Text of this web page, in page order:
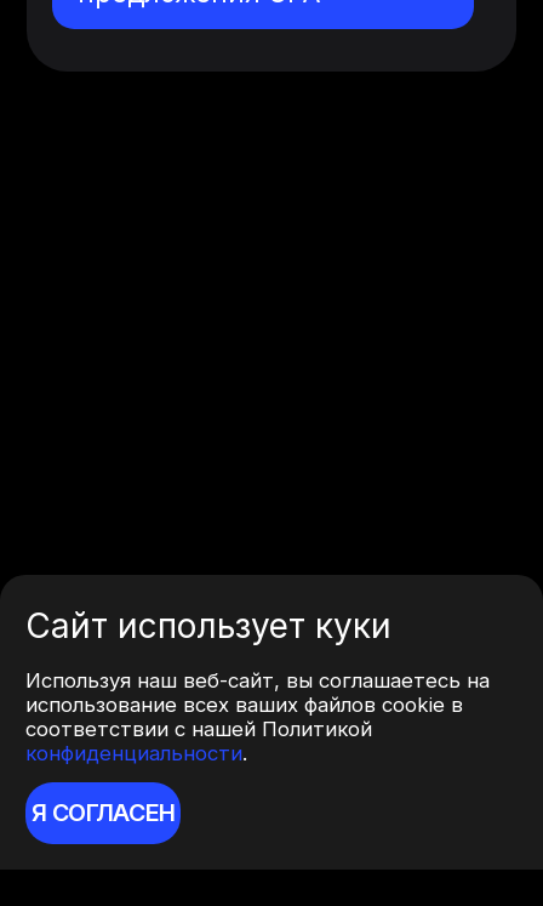
Сайт использует куки
Используя наш веб-сайт, вы соглашаетесь на
использование всех ваших файлов cookie в
соответствии с нашей Политикой
конфиденциальности.
Я СОГЛАСЕН